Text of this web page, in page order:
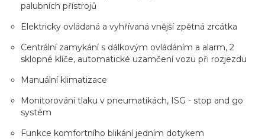
palubních přístrojů
Elektricky ovládaná a vyhřívaná vnější zpětná zrcátka
Centrální zamykání s dálkovým ovládáním a alarm, 2
sklopné klíče, automatické uzamčení vozu při rozjezdu
Manuální klimatizace
Monitorování tlaku v pneumatikách, ISG - stop and go
systém
Funkce komfortního blikání jedním dotykem